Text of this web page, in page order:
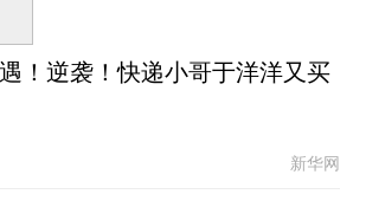
！逆袭！快递小哥于洋洋又买
新华网